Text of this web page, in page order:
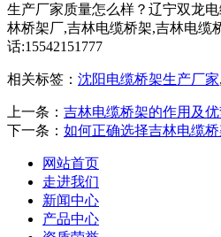
生产厂家质量怎么样？辽宁双龙
林桥架厂,吉林电缆桥架,吉林电缆
话:15542151777
相关标签： 沈阳电缆桥架生产厂家,
上一条： 吉林电缆桥架的作用及
下一条： 如何正确选择吉林电缆桥
网站首页
走进我们
新闻中心
产品中心